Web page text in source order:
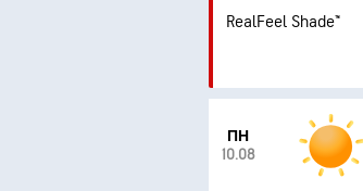
RealFeel Shade™
ПН
10.08